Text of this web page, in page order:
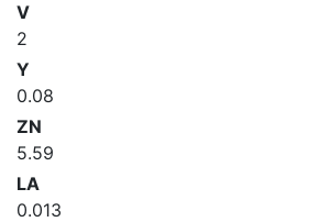
V
2
Y
0.08
ZN
5.59
LA
0.013